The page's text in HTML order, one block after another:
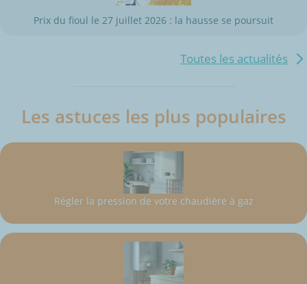
Prix du fioul le 27 juillet 2026 : la hausse se poursuit
Toutes les actualités
Les astuces les plus populaires
Régler la pression de votre chaudière à gaz